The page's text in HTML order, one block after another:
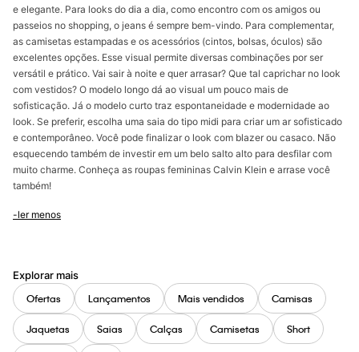
e elegante. Para looks do dia a dia, como encontro com os amigos ou
passeios no shopping, o jeans é sempre bem-vindo. Para complementar,
as camisetas estampadas e os acessórios (cintos, bolsas, óculos) são
excelentes opções. Esse visual permite diversas combinações por ser
versátil e prático. Vai sair à noite e quer arrasar? Que tal caprichar no look
com vestidos? O modelo longo dá ao visual um pouco mais de
sofisticação. Já o modelo curto traz espontaneidade e modernidade ao
look. Se preferir, escolha uma saia do tipo midi para criar um ar sofisticado
e contemporâneo. Você pode finalizar o look com blazer ou casaco. Não
esquecendo também de investir em um belo salto alto para desfilar com
muito charme. Conheça as roupas femininas Calvin Klein e arrase você
também!
-ler menos
Explorar mais
Ofertas
Lançamentos Mais vendidos Camisas
Jaquetas Saias Calças Camisetas Short